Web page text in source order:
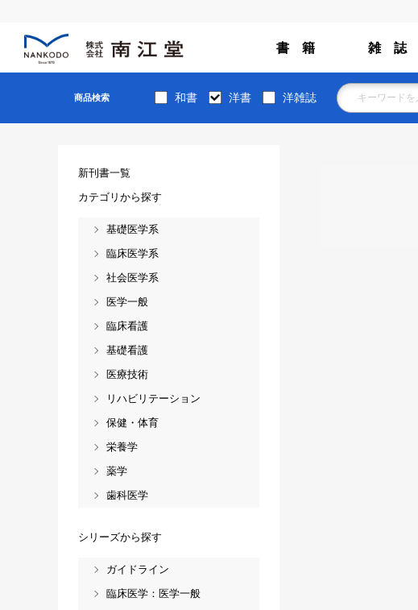
書 籍 雑 誌
商品検索 和書 洋書 洋雑誌
新刊書一覧
カテゴリから探す
基礎医学系
臨床医学系
社会医学系
医学一般
臨床看護
基礎看護
医療技術
リハビリテーション
保健・体育
栄養学
薬学
歯科医学
シリーズから探す
ガイドライン
臨床医学：医学一般